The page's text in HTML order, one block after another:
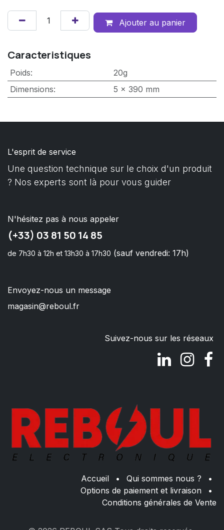
Ajouter au panier
Caracteristiques
Poids:
20g
Dimensions: 5 x 390 mm
L'esprit de service
Une question technique sur le choix d'un produit
? Nos experts sont là pour vous guider
N'hésitez pas à nous appeler
(+33) 03 81 50 14 85
de 7h30 à 12h et 13h30 à 17h30 (sauf vendredi: 17h)
Envoyez-nous un message
magasin@reboul.fr
Suivez-nous sur les réseaux
Accueil • Qui sommes nous ?
•
Options de paiement et livraison
•
Conditions générales de Vente